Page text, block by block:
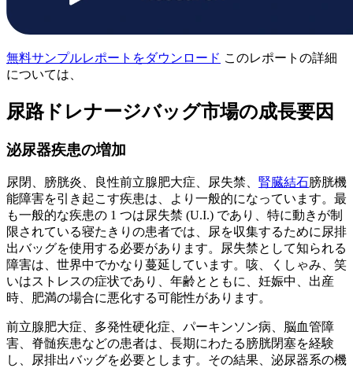
無料サンプルレポートをダウンロード このレポートの詳細
については、
尿路ドレナージバッグ市場の成長要因
泌尿器疾患の増加
尿閉、膀胱炎、良性前立腺肥大症、尿失禁、 腎臓結石膀胱機
能障害を引き起こす疾患は、より一般的になっています。最
も一般的な疾患の 1 つは尿失禁 (U.I.) であり、特に動きが制
限されている寝たきりの患者では、尿を収集するために尿排
出バッグを使用する必要があります。尿失禁として知られる
障害は、世界中でかなり蔓延しています。咳、くしゃみ、笑
いはストレスの症状であり、年齢とともに、妊娠中、出産
時、肥満の場合に悪化する可能性があります。
前立腺肥大症、多発性硬化症、パーキンソン病、脳血管障
害、脊髄疾患などの患者は、長期にわたる膀胱閉塞を経験
し、尿排出バッグを必要とします。その結果、泌尿器系の機